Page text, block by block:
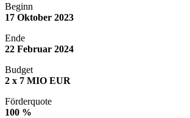
Beginn
17 Oktober 2023
Ende
22 Februar 2024
Budget
2 x 7 MIO EUR
Förderquote
100 %